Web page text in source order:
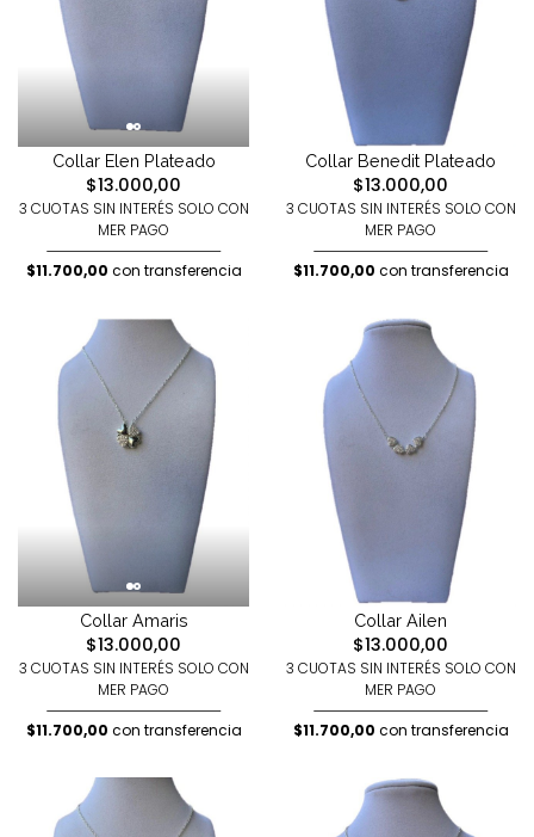
Collar Elen Plateado
$13.000,00
3 CUOTAS SIN INTERÉS SOLO CON
MER PAGO
$11.700,00 con transferencia
Collar Benedit Plateado
$13.000,00
3 CUOTAS SIN INTERÉS SOLO CON
MER PAGO
$11.700,00 con transferencia
Collar Amaris
$13.000,00
3 CUOTAS SIN INTERÉS SOLO CON
MER PAGO
$11.700,00 con transferencia
Collar Ailen
$13.000,00
3 CUOTAS SIN INTERÉS SOLO CON
MER PAGO
$11.700,00 con transferencia